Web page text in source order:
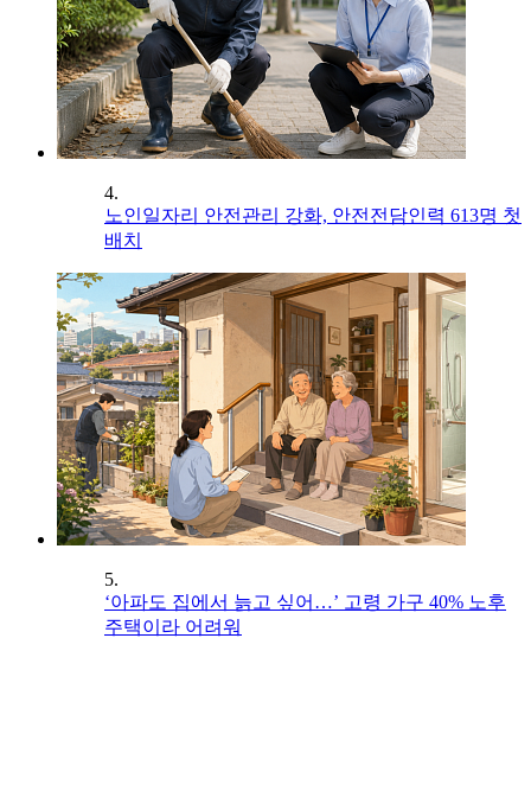
4.
노인일자리 안전관리 강화, 안전전담인력 613명 첫
배치
5.
‘아파도 집에서 늙고 싶어…’ 고령 가구 40% 노후
주택이라 어려워